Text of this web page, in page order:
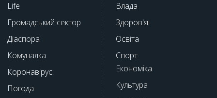
Life
Громадський сектор
Діаспора
Комуналка
Коронавірус
Погода
Влада
Здоров'я
Освіта
Спорт
Економіка
Культура